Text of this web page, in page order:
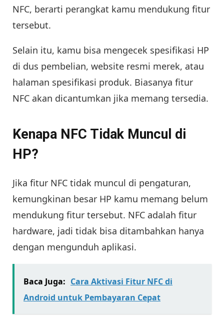
NFC, berarti perangkat kamu mendukung fitur
tersebut.
Selain itu, kamu bisa mengecek spesifikasi HP
di dus pembelian, website resmi merek, atau
halaman spesifikasi produk. Biasanya fitur
NFC akan dicantumkan jika memang tersedia.
Kenapa NFC Tidak Muncul di
HP?
Jika fitur NFC tidak muncul di pengaturan,
kemungkinan besar HP kamu memang belum
mendukung fitur tersebut. NFC adalah fitur
hardware, jadi tidak bisa ditambahkan hanya
dengan mengunduh aplikasi.
Baca Juga: Cara Aktivasi Fitur NFC di
Android untuk Pembayaran Cepat